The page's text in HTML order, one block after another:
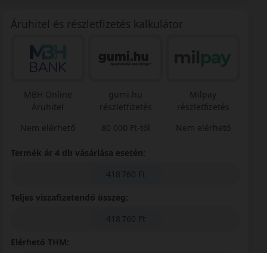
Áruhitel és részletfizetés kalkulátor
MBH Online
Áruhitel
Nem elérhető
gumi.hu
részletfizetés
80 000 Ft-tól
Milpay
részletfizetés
Nem elérhető
Termék ár 4 db vásárlása esetén:
418 760 Ft
Teljes viszafizetendő összeg:
418 760 Ft
Elérhető THM: